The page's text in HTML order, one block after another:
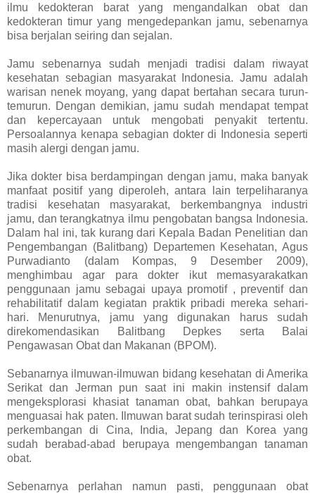
ilmu kedokteran barat yang mengandalkan obat dan
kedokteran timur yang mengedepankan jamu, sebenarnya
bisa berjalan seiring dan sejalan.
Jamu sebenarnya sudah menjadi tradisi dalam riwayat
kesehatan sebagian masyarakat Indonesia. Jamu adalah
warisan nenek moyang, yang dapat bertahan secara turun-
temurun. Dengan demikian, jamu sudah mendapat tempat
dan kepercayaan untuk mengobati penyakit tertentu.
Persoalannya kenapa sebagian dokter di Indonesia seperti
masih alergi dengan jamu.
Jika dokter bisa berdampingan dengan jamu, maka banyak
manfaat positif yang diperoleh, antara lain terpeliharanya
tradisi kesehatan masyarakat, berkembangnya industri
jamu, dan terangkatnya ilmu pengobatan bangsa Indonesia.
Dalam hal ini, tak kurang dari Kepala Badan Penelitian dan
Pengembangan (Balitbang) Departemen Kesehatan, Agus
Purwadianto (dalam Kompas, 9 Desember 2009),
menghimbau agar para dokter ikut memasyarakatkan
penggunaan jamu sebagai upaya promotif , preventif dan
rehabilitatif dalam kegiatan praktik pribadi mereka sehari-
hari. Menurutnya, jamu yang digunakan harus sudah
direkomendasikan Balitbang Depkes serta Balai
Pengawasan Obat dan Makanan (BPOM).
Sebanarnya ilmuwan-ilmuwan bidang kesehatan di Amerika
Serikat dan Jerman pun saat ini makin instensif dalam
mengeksplorasi khasiat tanaman obat, bahkan berupaya
menguasai hak paten. Ilmuwan barat sudah terinspirasi oleh
perkembangan di Cina, India, Jepang dan Korea yang
sudah berabad-abad berupaya mengembangan tanaman
obat.
Sebenarnya perlahan namun pasti, penggunaan obat